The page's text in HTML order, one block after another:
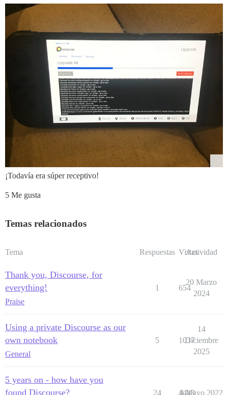
¡Todavía era súper receptivo!
5 Me gusta
Temas relacionados
Tema Respuestas Vistas
Actividad
Thank you, Discourse, for
everything!
Praise
1 654
20 Marzo
2024
Using a private Discourse as our
own notebook
General
5 1037
14
Diciembre
2025
5 years on - how have you
found Discourse?
24 4443
9 Mayo 2022